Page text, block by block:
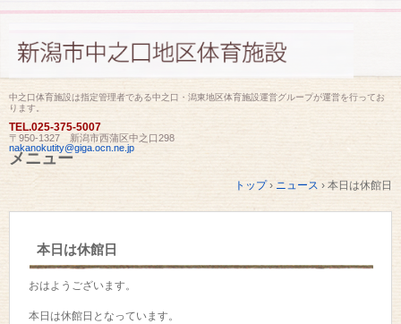
中之口体育施設は指定管理者である中之口・潟東地区体育施設運営グループが運営を行ってお
ります。
TEL.025-375-5007
〒950-1327 新潟市西蒲区中之口298
nakanokutity@giga.ocn.ne.jp
メニュー
トップ › ニュース › 本日は休館日
本日は休館日
おはようございます。
本日は休館日となっています。